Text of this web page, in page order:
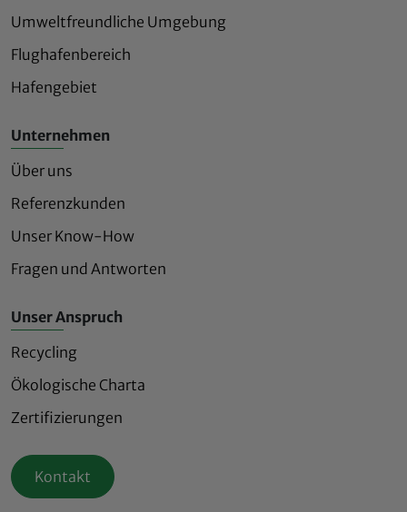
Umweltfreundliche Umgebung
Flughafenbereich
Hafengebiet
Unternehmen
Über uns
Referenzkunden
Unser Know-How
Fragen und Antworten
Unser Anspruch
Recycling
Ökologische Charta
Zertifizierungen
Kontakt